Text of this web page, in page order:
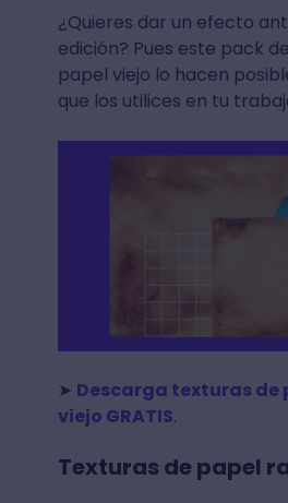
¿Quieres dar un efecto
edición? Pues este pack
papel viejo lo hacen
que los utilices en tu
➤ Descarga texturas de
viejo GRATIS.
Texturas de papel